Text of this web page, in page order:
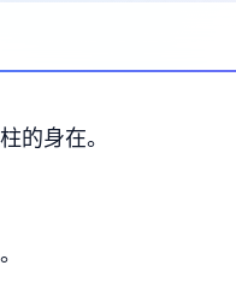
的身在。